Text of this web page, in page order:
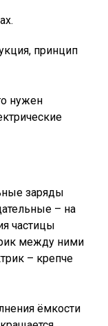
нужен
заряды
– на
частицы
между ними
– крепче
ёмкости